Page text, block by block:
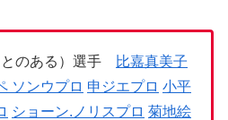
とのある）選手
比嘉真美子
ソンウプロ 申ジエプロ 小平
ショーン.ノリスプロ 菊地絵